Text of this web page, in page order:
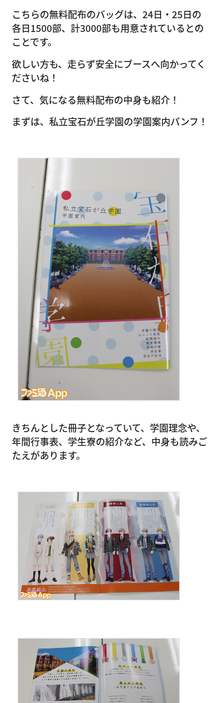
こちらの無料配布のバッグは、24日・25日の
各日1500部、計3000部も用意されているとの
ことです。
欲しい方も、走らず安全にブースへ向かってく
ださいね！
さて、気になる無料配布の中身も紹介！
まずは、私立宝石が丘学園の学園案内パンフ！
きちんとした冊子となっていて、学園理念や、
年間行事表、学生寮の紹介など、中身も読みご
たえがあります。